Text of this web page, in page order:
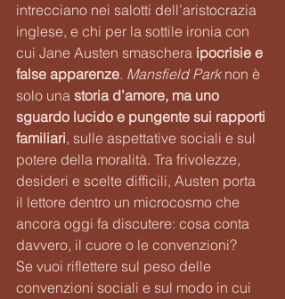
intrecciano nei salotti dell’aristocrazia
inglese, e chi per la sottile ironia con
cui Jane Austen smaschera ipocrisie e
false apparenze. Mansfield Park non è
solo una storia d’amore, ma uno
sguardo lucido e pungente sui rapporti
familiari, sulle aspettative sociali e sul
potere della moralità. Tra frivolezze,
desideri e scelte difficili, Austen porta
il lettore dentro un microcosmo che
ancora oggi fa discutere: cosa conta
davvero, il cuore o le convenzioni?
Se vuoi riflettere sul peso delle
convenzioni sociali e sul modo in cui